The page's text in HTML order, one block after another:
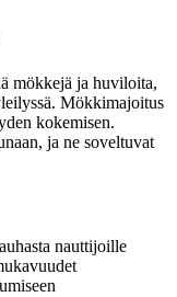
mökkejä ja huviloita,
Mökkimajoitus
kokemisen.
ja ne soveltuvat
nauttijoille